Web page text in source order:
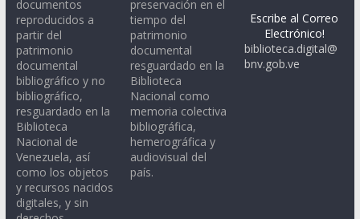
documentos
reproducidos a
partir del
patrimonio
documental
bibliográfico y no
bibliográfico,
resguardado en la
Biblioteca
Nacional de
Venezuela, así
como los objetos
y recursos nacidos
digitales, y sin
preservación en el
tiempo del
patrimonio
documental
resguardado en la
Biblioteca
Nacional como
memoria colectiva
bibliográfica,
hemerográfica y
audiovisual del
país.
Escribe al Correo
Electrónico!
biblioteca.digital@
bnv.gob.ve